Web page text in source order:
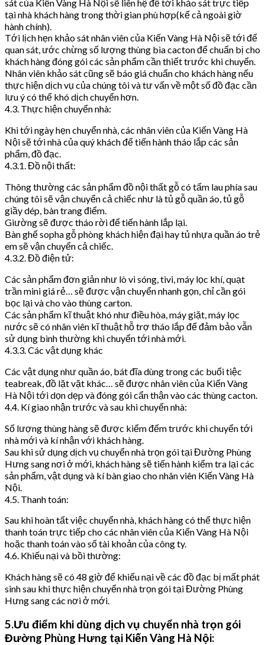
sát của Kiến Vàng Hà Nội sẽ liên hệ để tới khảo sát trực tiếp
tại nhà khách hàng trong thời gian phù hợp(kể cả ngoài giờ
hành chính).
Tới lịch hẹn khảo sát nhân viên của Kiến Vàng Hà Nội sẽ tới để
quan sát, ước chừng số lượng thùng bìa cacton để chuẩn bị cho
khách hàng đóng gói các sản phẩm cần thiết trước khi chuyển.
Nhân viên khảo sát cũng sẽ báo giá chuẩn cho khách hàng nếu
thực hiện dịch vụ của chúng tôi và tư vấn về một số đồ đạc cần
lưu ý có thể khó dịch chuyển hơn.
4.3. Thực hiện chuyển nhà:
Khi tới ngày hẹn chuyển nhà, các nhân viên của Kiến Vàng Hà
Nội sẽ tới nhà của quý khách để tiến hành tháo lắp các sản
phẩm, đồ đạc.
4.3.1. Đồ nội thất:
Thông thường các sản phẩm đồ nội thất gỗ có tấm lau phía sau
chúng tôi sẽ vận chuyển cả chiếc như là tủ gỗ quần áo, tủ gỗ
giầy dép, bàn trang điểm.
Giường sẽ được tháo rời để tiến hành lắp lại.
Bàn ghế sopha gỗ phòng khách hiện đại hay tủ nhựa quần áo trẻ
em sẽ vận chuyển cả chiếc.
4.3.2. Đồ điện tử:
Các sản phẩm đơn giản như lò vi sóng, tivi, máy lọc khí, quạt
trần mini giá rẻ… sẽ được vận chuyển nhanh gọn, chỉ cần gói
bọc lại và cho vào thùng carton.
Các sản phẩm kĩ thuật khó như điều hòa, máy giặt, máy lọc
nước sẽ có nhân viên kĩ thuật hỗ trợ tháo lắp để đảm bảo vẫn
sử dụng bình thường khi chuyển tới nhà mới.
4.3.3. Các vật dụng khác
Các vật dụng như quần áo, bát đĩa dùng trong các buổi tiệc
teabreak, đồ lặt vặt khác… sẽ được nhân viên của Kiến Vàng
Hà Nội tới dọn dẹp và đóng gói cẩn thận vào các thùng cacton.
4.4. Kí giao nhận trước và sau khi chuyển nhà:
Số lượng thùng hàng sẽ được kiểm đếm trước khi chuyển tới
nhà mới và kí nhận với khách hàng.
Sau khi sử dụng dịch vụ chuyển nhà trọn gói tại Đường Phùng
Hưng sang nơi ở mới, khách hàng sẽ tiến hành kiểm tra lại các
sản phẩm, vật dụng và kí bàn giao cho nhân viên Kiến Vàng Hà
Nội.
4.5. Thanh toán:
Sau khi hoàn tất việc chuyển nhà, khách hàng có thể thực hiện
thanh toán trực tiếp cho các nhân viên của Kiến Vàng Hà Nội
hoặc thanh toán vào số tài khoản của công ty.
4.6. Khiếu nại và bồi thường:
Khách hàng sẽ có 48 giờ để khiếu nại về các đồ đạc bị mất phát
sinh sau khi thực hiện chuyển nhà trọn gói tại Đường Phùng
Hưng sang các nơi ở mới.
5.Ưu điểm khi dùng dịch vụ chuyển nhà trọn gói
Đường Phùng Hưng tại Kiến Vàng Hà Nội: